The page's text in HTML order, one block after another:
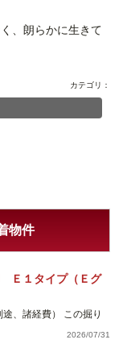
、朗らかに生きて
カテゴリ：
物件
Ｅ１タイプ（Ｅグ
、諸経費） この掘り
2026/07/31